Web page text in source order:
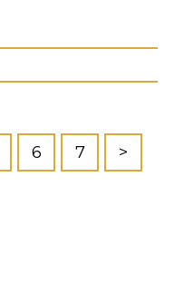
6 7 >